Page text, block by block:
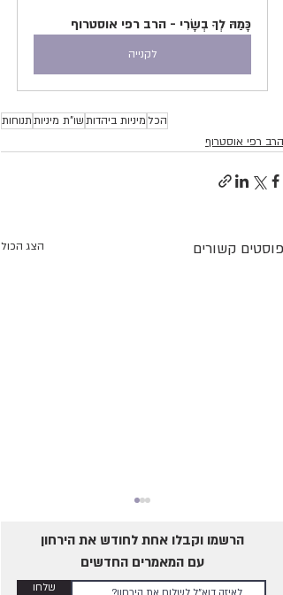
כָּמַהּ לְךָ בְשָׂרִי - הרב רפי אוסטרוף
לקנייה
הכלמיניות ביהדותשו"ת מיניותתנוחות
הרב רפי אוסטרוף
פוסטים קשורים הצג הכול
על תנוחות
הרשמו וקבלו אחת לחודש את הירחון
עם המאמרים החדשים
שלחו